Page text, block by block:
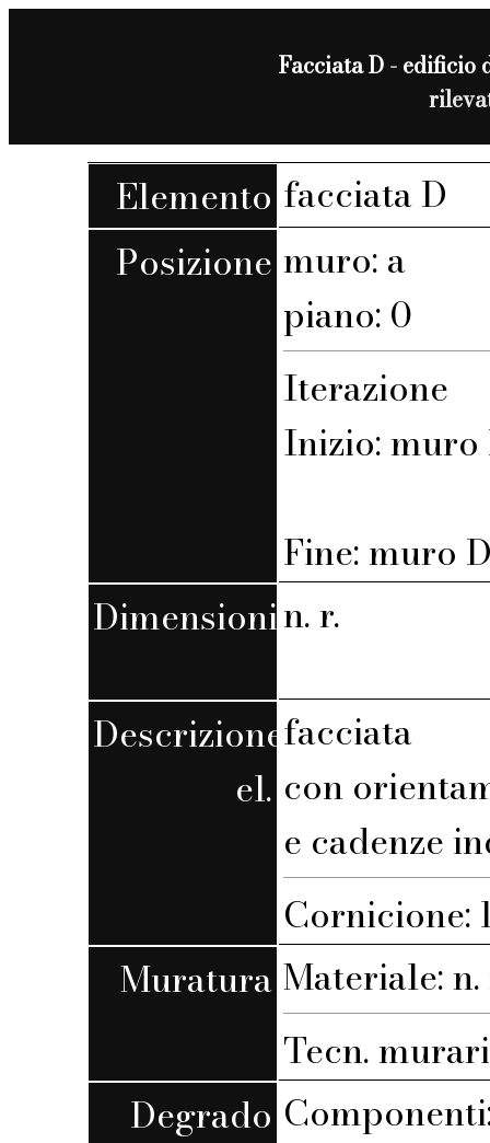
Facciata D - edificio
Elemento facciata D
Posizione muro: a
piano: 0
Iterazione
Inizio: muro
Fine: muro
Dimensionin. r.
Descrizione
el.
facciata
con
e cadenze
Cornicione:
Muratura Materiale: n.
Tecn.
Degrado